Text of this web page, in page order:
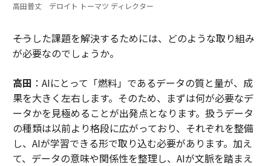
高田普丈 デロイト トーマツ ディレクター
――そうした課題を解決するためには、どのような取り組み
が必要なのでしょうか。
高田 ：AIにとって「燃料」であるデータの質と量が、成
果を大きく左右します。そのため、まずは何が必要なデ
ータかを見極めることが出発点となります。扱うデータ
の種類は以前より格段に広がっており、それぞれを整備
し、AIが学習できる形で取り込む必要があります。加え
て、データの意味や関係性を整理し、AIが文脈を踏まえ